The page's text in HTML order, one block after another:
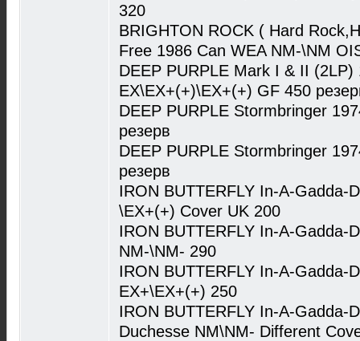
320
BRIGHTON ROCK ( Hard
Free 1986 Can WEA NM-\NM
DEEP PURPLE Mark I & II
EX\EX+(+)\EX+(+) GF 450
DEEP PURPLE Stormbringer
резерв
DEEP PURPLE Stormbringer
резерв
IRON BUTTERFLY In-A-Gadda-
\EX+(+) Cover UK 200
IRON BUTTERFLY In-A-Gadda-
NM-\NM- 290
IRON BUTTERFLY In-A-Gadda-
EX+\EX+(+) 250
IRON BUTTERFLY In-A-Gadda-
Duchesse NM\NM- Different